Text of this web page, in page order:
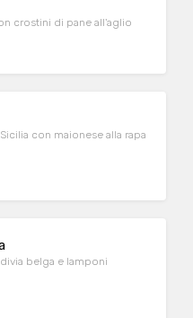
crostini di pane all'aglio
con maionese alla rapa
belga e lamponi